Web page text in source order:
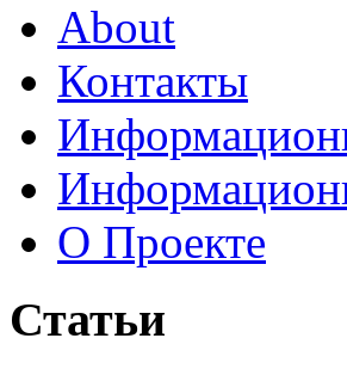
About
Контакты
О Проекте
Статьи